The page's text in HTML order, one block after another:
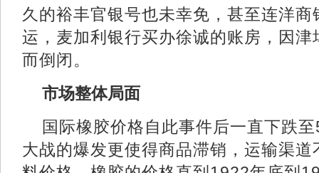
久的裕丰官银号也未幸免，甚至连洋
运，麦加利银行买办徐诚的账房，因
而倒闭。
市场整体局面
国际橡胶价格自此事件后一直下跌
大战的爆发更使得商品滞销，运输渠